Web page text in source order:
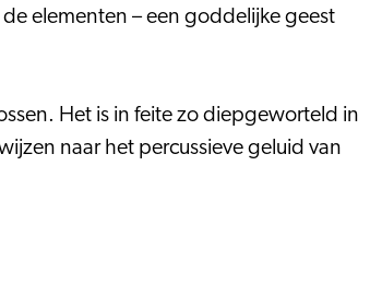
elementen – een goddelijke geest
Het is in feite zo diepgeworteld in
naar het percussieve geluid van